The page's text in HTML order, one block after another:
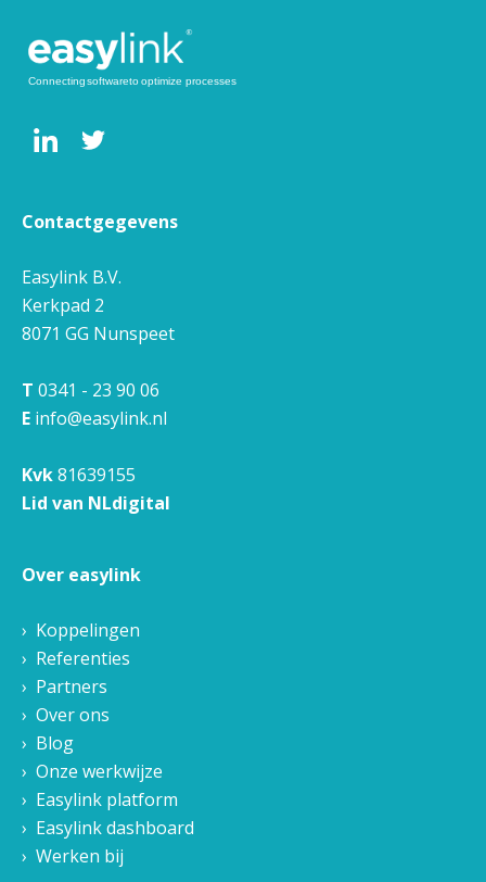
Contactgegevens
Easylink B.V.
Kerkpad 2
8071 GG Nunspeet
T 0341 - 23 90 06
E info@easylink.nl
Kvk81639155
Lid van NLdigital
Over easylink
Koppelingen
Referenties
Partners
Over ons
Blog
Onze werkwijze
Easylink platform
Easylink dashboard
Werken bij